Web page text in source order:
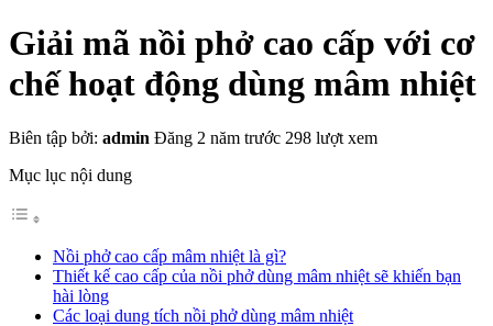
Giải mã nồi phở cao cấp với cơ
chế hoạt động dùng mâm nhiệt
Biên tập bởi: admin Đăng 2 năm trước 298 lượt xem
Mục lục nội dung
Nồi phở cao cấp mâm nhiệt là gì?
Thiết kế cao cấp của nồi phở dùng mâm nhiệt sẽ khiến bạn
hài lòng
Các loại dung tích nồi phở dùng mâm nhiệt